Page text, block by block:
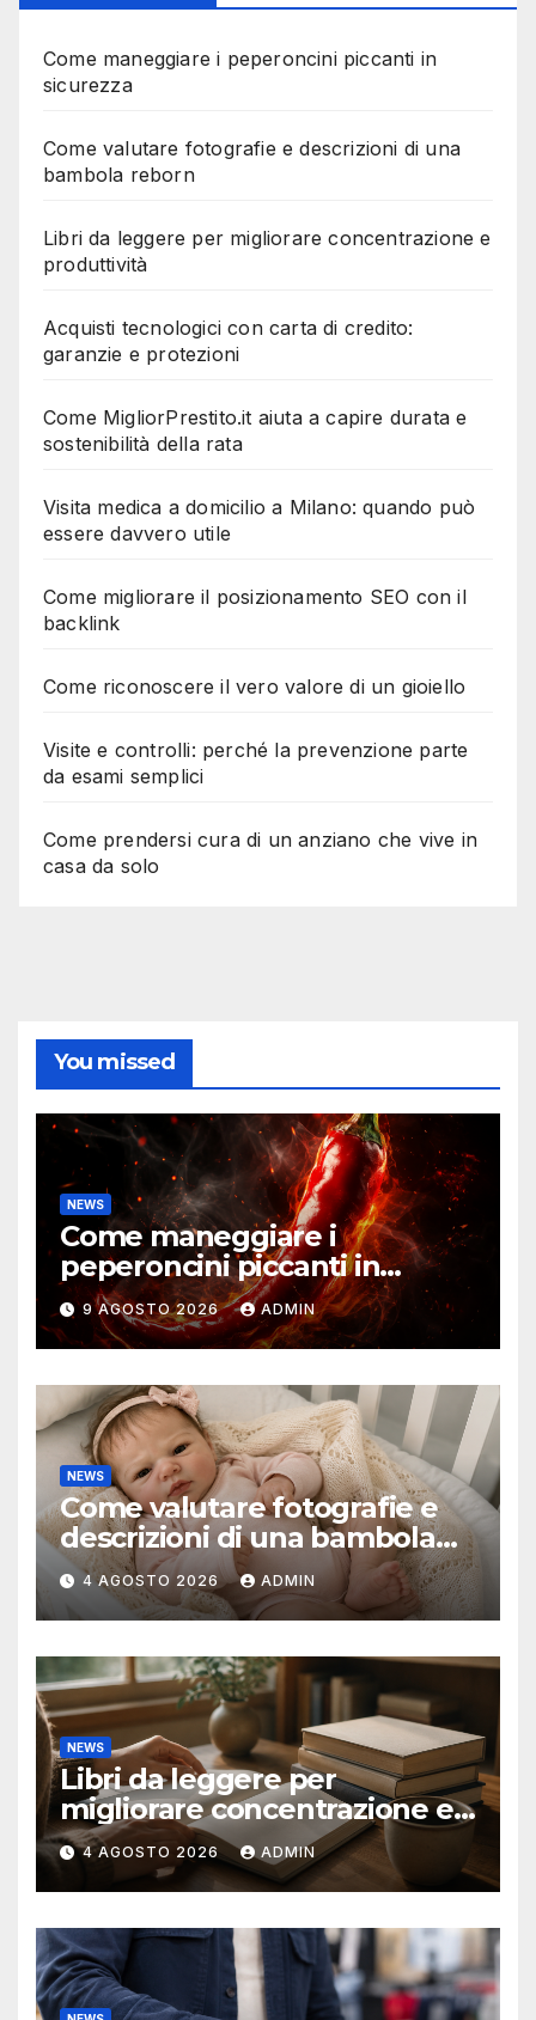
Come maneggiare i peperoncini piccanti in
sicurezza
Come valutare fotografie e descrizioni di una
bambola reborn
Libri da leggere per migliorare concentrazione e
produttività
Acquisti tecnologici con carta di credito:
garanzie e protezioni
Come MigliorPrestito.it aiuta a capire durata e
sostenibilità della rata
Visita medica a domicilio a Milano: quando può
essere davvero utile
Come migliorare il posizionamento SEO con il
backlink
Come riconoscere il vero valore di un gioiello
Visite e controlli: perché la prevenzione parte
da esami semplici
Come prendersi cura di un anziano che vive in
casa da solo
You missed
NEWS
Come maneggiare i
peperoncini piccanti in
sicurezza
9 AGOSTO 2026 ADMIN
NEWS
Come valutare fotografie e
descrizioni di una bambola
reborn
4 AGOSTO 2026 ADMIN
NEWS
Libri da leggere per
migliorare concentrazione e
produttività
4 AGOSTO 2026 ADMIN